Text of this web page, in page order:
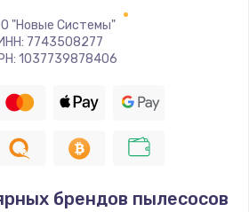
Замена ТЭНа
2500 руб.
1400 руб.
"Новые Системы"
7743508277
1037739878406
брендов пылесосов